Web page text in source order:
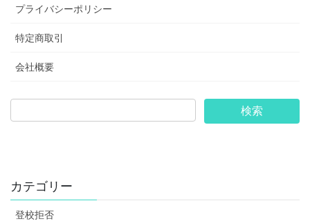
プライバシーポリシー
特定商取引
会社概要
カテゴリー
登校拒否